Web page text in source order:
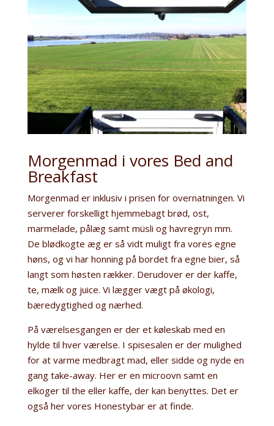
Morgenmad i vores Bed and
Breakfast
Morgenmad er inklusiv i prisen for overnatningen. Vi
serverer forskelligt hjemmebagt brød, ost,
marmelade, pålæg samt müsli og havregryn mm.
De blødkogte æg er så vidt muligt fra vores egne
høns, og vi har honning på bordet fra egne bier, så
langt som høsten rækker. Derudover er der kaffe,
te, mælk og juice. Vi lægger vægt på økologi,
bæredygtighed og nærhed.
På værelsesgangen er der et køleskab med en
hylde til hver værelse. I spisesalen er der mulighed
for at varme medbragt mad, eller sidde og nyde en
gang take-away. Her er en microovn samt en
elkoger til the eller kaffe, der kan benyttes. Det er
også her vores Honestybar er at finde.